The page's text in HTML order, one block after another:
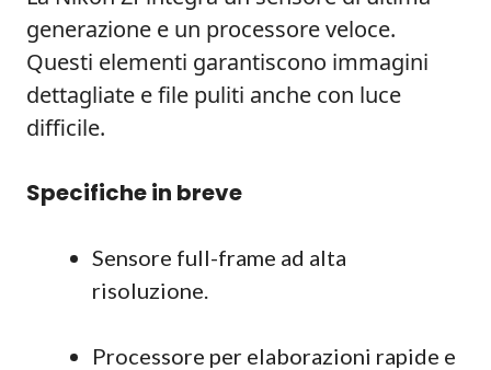
generazione e un processore veloce.
Questi elementi garantiscono immagini
dettagliate e file puliti anche con luce
difficile.
Specifiche in breve
Sensore full-frame ad alta
risoluzione.
Processore per elaborazioni rapide e